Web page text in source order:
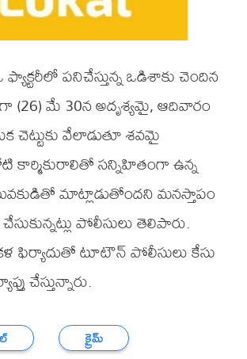
పనిచేస్తున్న ఒడిశాకు చెందిన
మే 30న అదృశ్యమై, ఆదివారం
చెట్టుకు వేలాడుతూ శవమై
కార్మికురాలితో సన్నిహితంగా ఉన్న
మాట్లాడుతోందని మనస్తాపం
పోలీసులు తెలిపారు.
ఫిర్యాదుతో టూటౌన్ పోలీసులు కేసు
చేస్తున్నారు.
క్రైమ్